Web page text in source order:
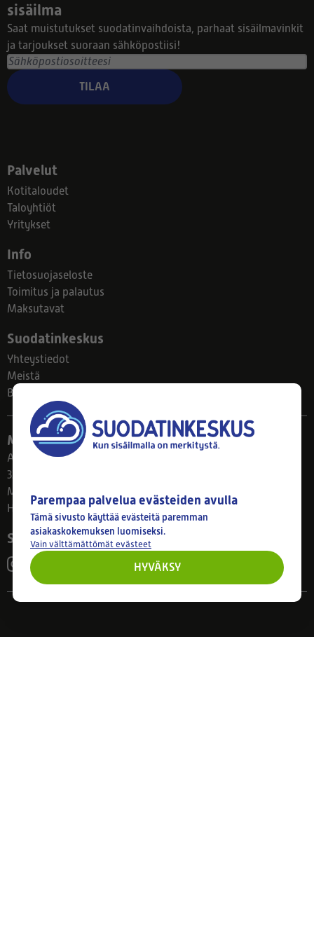
sisäilma
Saat muistutukset suodatinvaihdoista, parhaat sisäilmavinkit
ja tarjoukset suoraan sähköpostiisi!
TILAA
Palvelut
Kotitaloudet
Taloyhtiöt
Yritykset
Info
Tietosuojaseloste
Toimitus ja palautus
Maksutavat
Suodatinkeskus
Yhteystiedot
Meistä
Blogi
Myymälä
Ahlmanintie 61
33800 Tampere
Ma–Pe 8–17
Huom! Myymälän poikkeusaukiolot: 27.7.-21.8. klo 8-16
Seuraa meitä
Parempaa palvelua evästeiden avulla
Tämä sivusto käyttää evästeitä paremman
asiakaskokemuksen luomiseksi.
Vain välttämättömät evästeet
HYVÄKSY